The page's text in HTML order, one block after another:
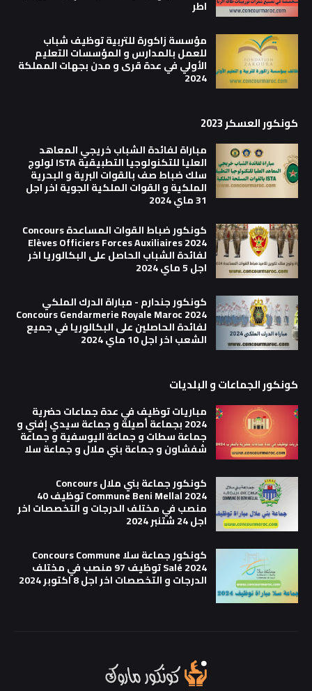
اطر
مؤسسة زاكورة للتربية توظيف شباب
للعمل بالمدارس و المؤسسات التعليم
الأولي في عدة قرى و مدن بجهات المملكة
2024
كونكور العسكر 2023
مباراة لفائدة الشباب خريجي المعاهد
العليا للتكنولوجيا التطبيقية ISTA لولوج
سلك ضباط صف بالقوات البرية و البحرية
الملكية و القوات الملكية الجوية اخر اجل
31 ماي 2024
كونكور ضباط القوات المساعدة Concours
Elèves Officiers Forces Auxiliaires 2024
لفائدة الشباب الحاصل على البكالوريا اخر
اجل 5 ماي 2024
كونكور جندارم - مباراة الدرك الملكي
Concours Gendarmerie Royale Maroc 2024
لفائدة الحاصلين على البكالوريا في جميع
الشعب اخر اجل 10 ماي 2024
كونكور الجماعات و البلديات
مباريات توظيف في عدة جماعات حضرية
2024 بجماعة أصيلة و جماعة سيدي إفني و
جماعة سطات و جماعة اليوسفية و جماعة
شفشاون و جماعة بني ملال و جماعة سلا
كونكور جماعة بني ملال Concours
Commune Beni Mellal 2024 توظيف 40
منصب في مختلف الدرجات و التخصصات اخر
اجل 24 شتنبر 2024
كونكور جماعة سلا Concours Commune
Salé 2024 توظيف 97 منصب في مختلف
الدرجات و التخصصات اخر اجل 8 اكتوبر 2024